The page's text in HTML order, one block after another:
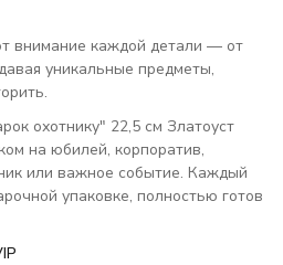
внимание каждой детали — от
уникальные предметы,
охотнику" 22,5 см Златоуст
на юбилей, корпоратив,
или важное событие. Каждый
упаковке, полностью готов